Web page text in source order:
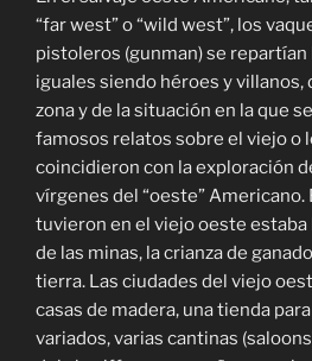
“far west” o “wild west”, los
pistoleros (gunman) se
iguales siendo héroes y villanos,
zona y de la situación en la que
famosos relatos sobre el viejo o
coincidieron con la exploración
vírgenes del “oeste” Americano.
tuvieron en el viejo oeste estaba
de las minas, la crianza de
tierra. Las ciudades del viejo
casas de madera, una tienda
variados, varias cantinas